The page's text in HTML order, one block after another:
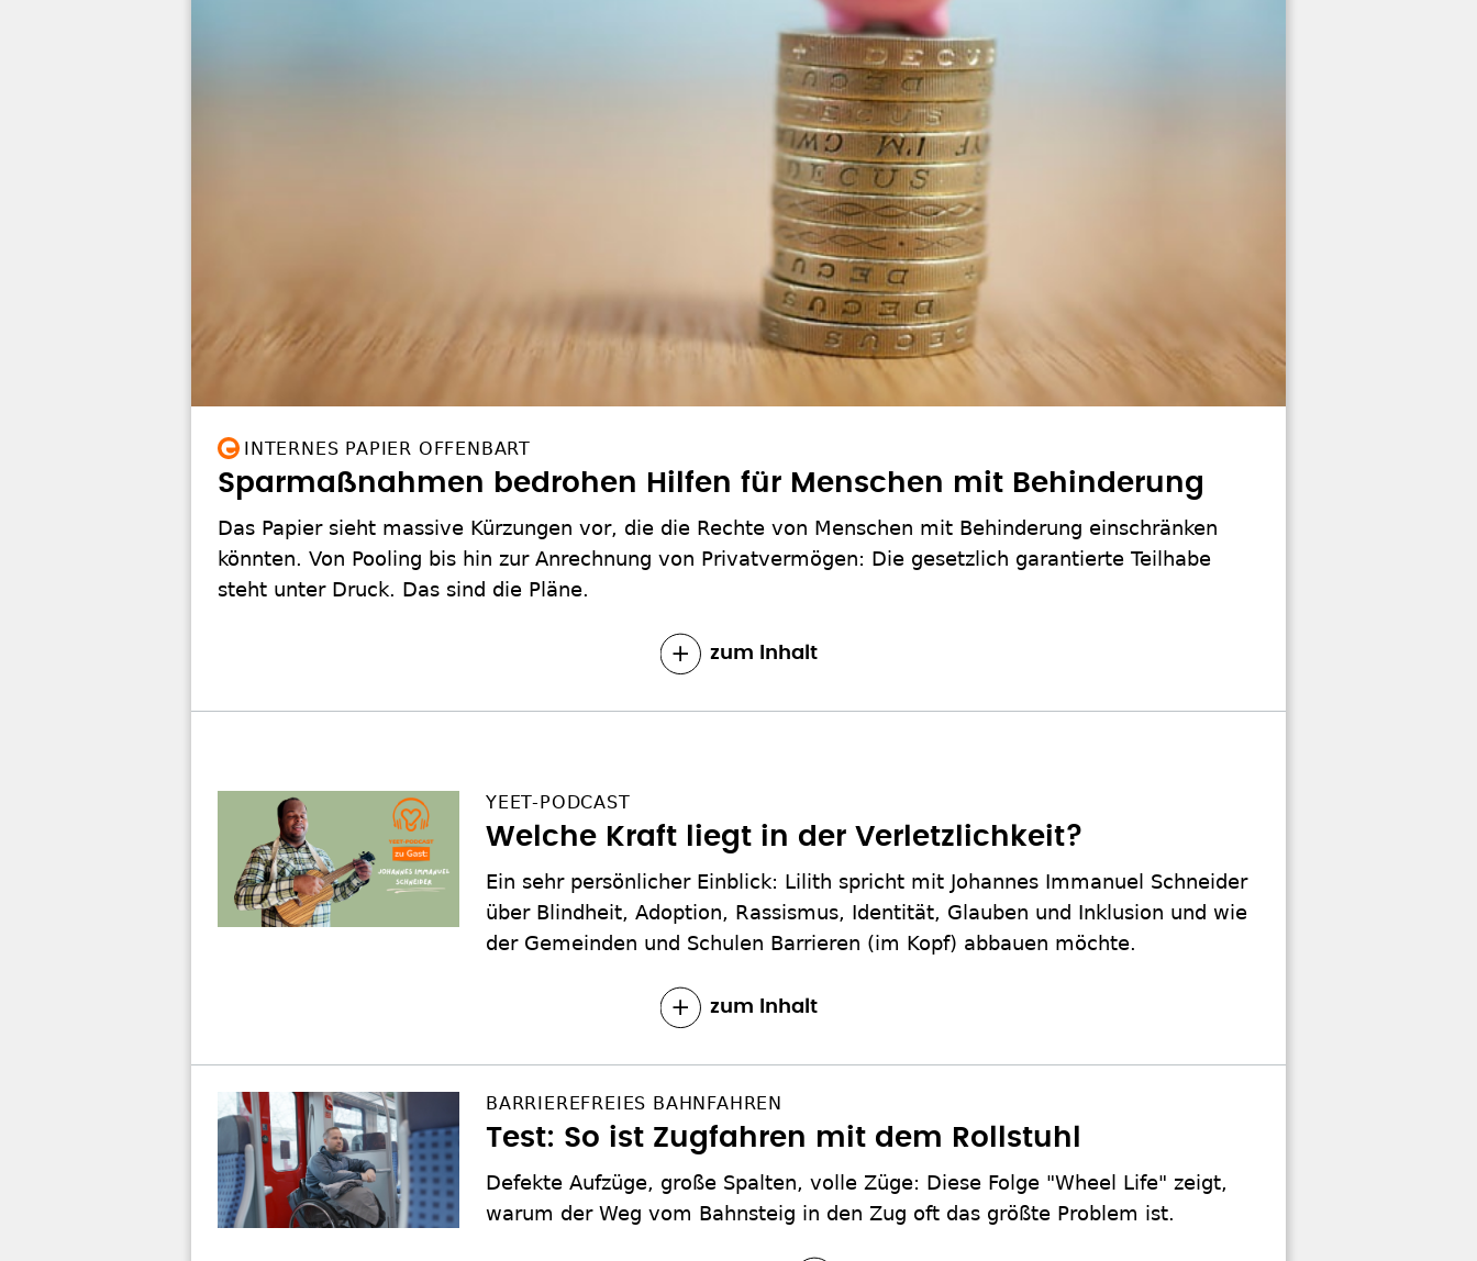
INTERNES PAPIER OFFENBART
Sparmaßnahmen bedrohen Hilfen für Menschen mit Behinderung
Das Papier sieht massive Kürzungen vor, die die Rechte von Menschen mit Behinderung einschränken
könnten. Von Pooling bis hin zur Anrechnung von Privatvermögen: Die gesetzlich garantierte Teilhabe
steht unter Druck. Das sind die Pläne.
zum Inhalt
YEET-PODCAST
Welche Kraft liegt in der Verletzlichkeit?
Ein sehr persönlicher Einblick: Lilith spricht mit Johannes Immanuel Schneider
über Blindheit, Adoption, Rassismus, Identität, Glauben und Inklusion und wie
der Gemeinden und Schulen Barrieren (im Kopf) abbauen möchte.
zum Inhalt
BARRIEREFREIES BAHNFAHREN
Test: So ist Zugfahren mit dem Rollstuhl
Defekte Aufzüge, große Spalten, volle Züge: Diese Folge "Wheel Life" zeigt,
warum der Weg vom Bahnsteig in den Zug oft das größte Problem ist.